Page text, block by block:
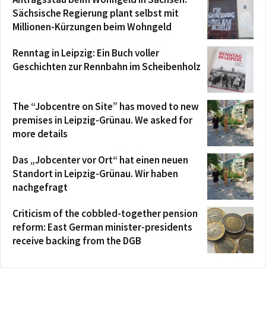
Sächsische Regierung plant selbst mit
Millionen-Kürzungen beim Wohngeld
Renntag in Leipzig: Ein Buch voller
Geschichten zur Rennbahn im Scheibenholz
The “Jobcentre on Site” has moved to new
premises in Leipzig-Grünau. We asked for
more details
Das „Jobcenter vor Ort“ hat einen neuen
Standort in Leipzig-Grünau. Wir haben
nachgefragt
Criticism of the cobbled-together pension
reform: East German minister-presidents
receive backing from the DGB